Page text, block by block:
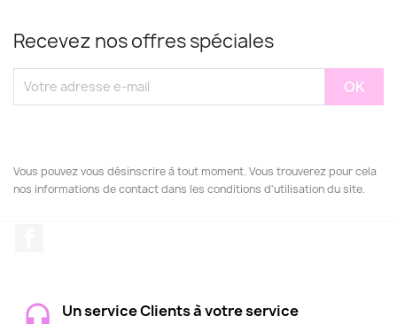
Recevez nos offres spéciales
Vous pouvez vous désinscrire à tout moment. Vous trouverez pour cela
nos informations de contact dans les conditions d'utilisation du site.
Un service Clients à votre service